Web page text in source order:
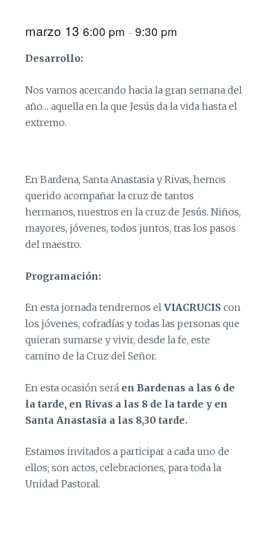
marzo 136:00 pm–9:30 pm
Desarrollo:
Nos vamos acercando hacia la gran semana del
año… aquella en la que Jesús da la vida hasta el
extremo.
En Bardena, Santa Anastasia y Rivas, hemos
querido acompañar la cruz de tantos
hermanos, nuestros en la cruz de Jesús. Niños,
mayores, jóvenes, todos juntos, tras los pasos
del maestro.
Programación:
En esta jornada tendremos elVIACRUCIScon
los jóvenes, cofradías y todas las personas que
quieran sumarse y vivir, desde la fe, este
camino de la Cruz del Señor.
En esta ocasión será en Bardenas a las 6 de
la tarde, en Rivas a las 8 de la tarde y en
Santa Anastasia a las 8,30 tarde.
Estamos invitados a participar a cada uno de
ellos; son actos, celebraciones, para toda la
Unidad Pastoral.